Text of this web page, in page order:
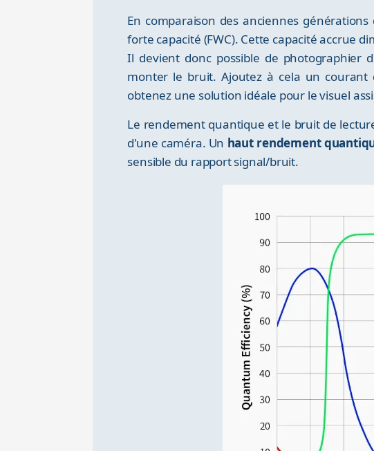
En comparaison des anciennes
forte capacité (FWC). Cette capacité accrue
Il devient donc possible de photographier
monter le bruit. Ajoutez à cela un courant
obtenez une solution idéale pour le visuel
Le rendement quantique et le bruit de
d'une caméra. Un haut rendement
sensible du rapport signal/bruit.